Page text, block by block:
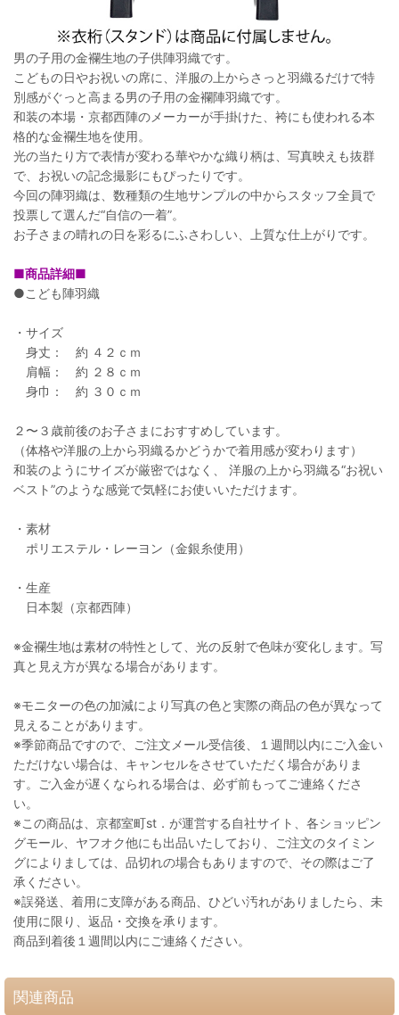
男の子用の金襴生地の子供陣羽織です。
こどもの日やお祝いの席に、洋服の上からさっと羽織るだけで特
別感がぐっと高まる男の子用の金襴陣羽織です。
和装の本場・京都西陣のメーカーが手掛けた、袴にも使われる本
格的な金襴生地を使用。
光の当たり方で表情が変わる華やかな織り柄は、写真映えも抜群
で、お祝いの記念撮影にもぴったりです。
今回の陣羽織は、数種類の生地サンプルの中からスタッフ全員で
投票して選んだ“自信の一着”。
お子さまの晴れの日を彩るにふさわしい、上質な仕上がりです。
■商品詳細■
●こども陣羽織
・サイズ
身丈： 約 ４２ｃｍ
肩幅： 約 ２８ｃｍ
身巾： 約 ３０ｃｍ
２〜３歳前後のお子さまにおすすめしています。
（体格や洋服の上から羽織るかどうかで着用感が変わります）
和装のようにサイズが厳密ではなく、 洋服の上から羽織る“お祝い
ベスト”のような感覚で気軽にお使いいただけます。
・素材
ポリエステル・レーヨン（金銀糸使用）
・生産
日本製（京都西陣）
※金襴生地は素材の特性として、光の反射で色味が変化します。写
真と見え方が異なる場合があります。
※モニターの色の加減により写真の色と実際の商品の色が異なって
見えることがあります。
※季節商品ですので、ご注文メール受信後、１週間以内にご入金い
ただけない場合は、キャンセルをさせていただく場合がありま
す。ご入金が遅くなられる場合は、必ず前もってご連絡くださ
い。
※この商品は、京都室町st．が運営する自社サイト、各ショッピン
グモール、ヤフオク他にも出品いたしており、ご注文のタイミン
グによりましては、品切れの場合もありますので、その際はご了
承ください。
※誤発送、着用に支障がある商品、ひどい汚れがありましたら、未
使用に限り、返品・交換を承ります。
商品到着後１週間以内にご連絡ください。
関連商品